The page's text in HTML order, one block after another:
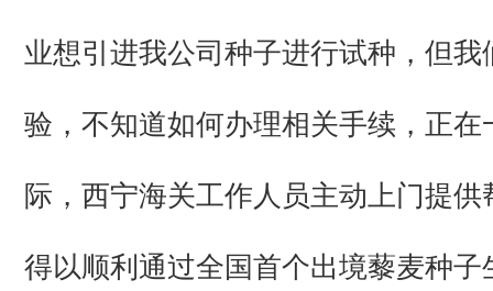
业想引进我公司种子进行试种，但我
验，不知道如何办理相关手续，正在
际，西宁海关工作人员主动上门提供
得以顺利通过全国首个出境藜麦种子